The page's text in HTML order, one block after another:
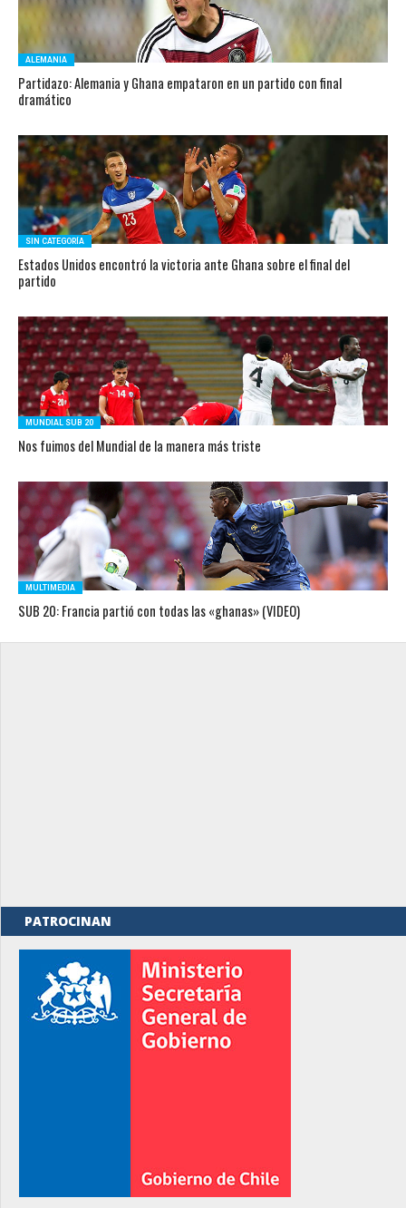
ALEMANIA
Partidazo: Alemania y Ghana empataron en un partido con final
dramático
SIN CATEGORÍA
Estados Unidos encontró la victoria ante Ghana sobre el final del
partido
MUNDIAL SUB 20
Nos fuimos del Mundial de la manera más triste
MULTIMEDIA
SUB 20: Francia partió con todas las «ghanas» (VIDEO)
PATROCINAN